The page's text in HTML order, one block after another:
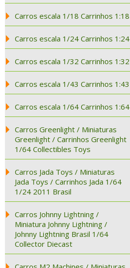
Carros escala 1/18 Carrinhos 1:18
Carros escala 1/24 Carrinhos 1:24
Carros escala 1/32 Carrinhos 1:32
Carros escala 1/43 Carrinhos 1:43
Carros escala 1/64 Carrinhos 1:64
Carros Greenlight / Miniaturas
Greenlight / Carrinhos Greenlight
1/64 Collectibles Toys
Carros Jada Toys / Miniaturas
Jada Toys / Carrinhos Jada 1/64
1/24 2011 Brasil
Carros Johnny Lightning /
Miniatura Johnny Lightning /
Johnny Lightning Brasil 1/64
Collector Diecast